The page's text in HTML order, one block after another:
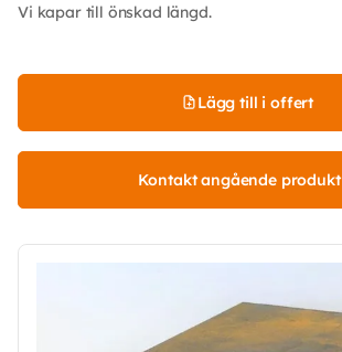
Vi kapar till önskad längd.
Lägg till i offert
Kontakt angående produkt